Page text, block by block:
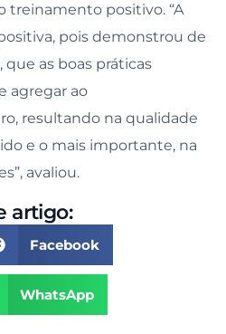
treinamento positivo. “A
pois demonstrou de
as boas práticas
agregar ao
resultando na qualidade
e o mais importante, na
avaliou.
artigo:
Facebook
WhatsApp